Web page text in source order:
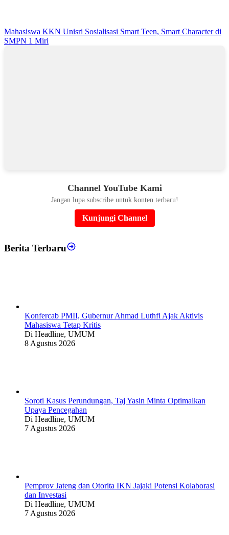
Mahasiswa KKN Unisri Sosialisasi Smart Teen, Smart Character di
SMPN 1 Miri
Channel YouTube Kami
Jangan lupa subscribe untuk konten terbaru!
Kunjungi Channel
Berita Terbaru
Konfercab PMII, Gubernur Ahmad Luthfi Ajak Aktivis
Mahasiswa Tetap Kritis
Di Headline, UMUM
8 Agustus 2026
Soroti Kasus Perundungan, Taj Yasin Minta Optimalkan
Upaya Pencegahan
Di Headline, UMUM
7 Agustus 2026
Pemprov Jateng dan Otorita IKN Jajaki Potensi Kolaborasi
dan Investasi
Di Headline, UMUM
7 Agustus 2026